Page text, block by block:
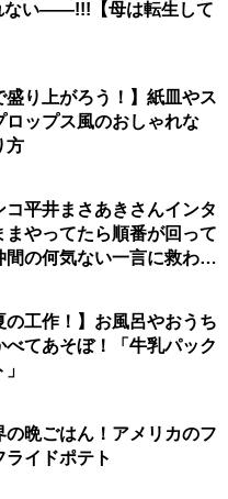
ない――!!!【母は転生して
盛り上がろう！】紙皿やス
ロップス風のおしゃれな
方
平井まさあきさんインタ
まやってたら順番が回って
間の何気ない一言に救われ
の工作！】お風呂やおうち
べてあそぼ！「牛乳パック
の晩ごはん！アメリカのフ
イドポテト